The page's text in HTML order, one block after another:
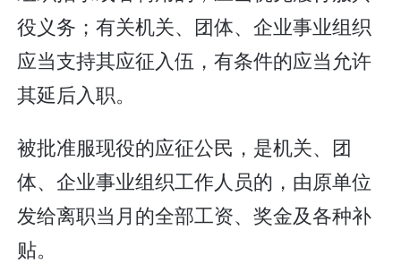
役义务；有关机关、团体、企业事业组织
应当支持其应征入伍，有条件的应当允许
其延后入职。
被批准服现役的应征公民，是机关、团
体、企业事业组织工作人员的，由原单位
发给离职当月的全部工资、奖金及各种补
贴。